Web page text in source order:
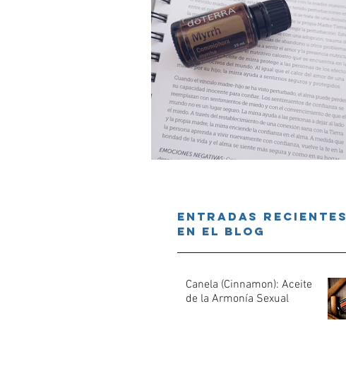
Entradas Recientes
en el Blog
Canela (Cinnamon): Aceite
de la Armonía Sexual